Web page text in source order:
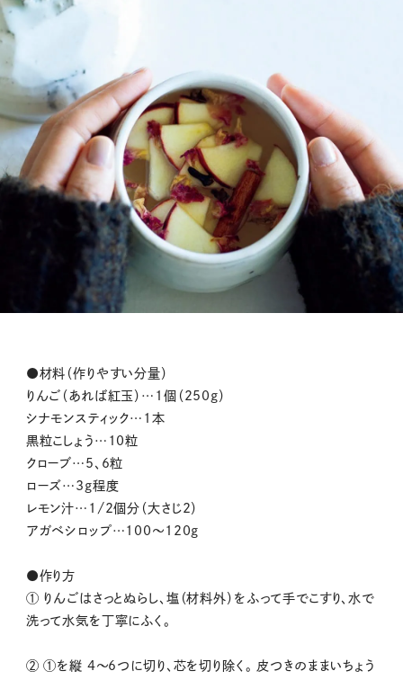
●材料（作りやすい分量）
りんご（あれば紅玉）…1個（250g）
シナモンスティック…1本
黒粒こしょう…10粒
クローブ…5、6粒
ローズ…3g程度
レモン汁…1/2個分（大さじ2）
アガベシロップ…100～120g
●作り方
① りんごはさっとぬらし、塩（材料外）をふって手でこすり、水で
洗って水気を丁寧にふく。
② ①を縦 4～6つに切り、芯を切り除く。 皮つきのままいちょう